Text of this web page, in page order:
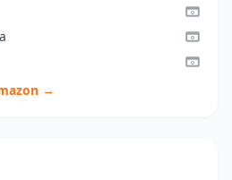
→